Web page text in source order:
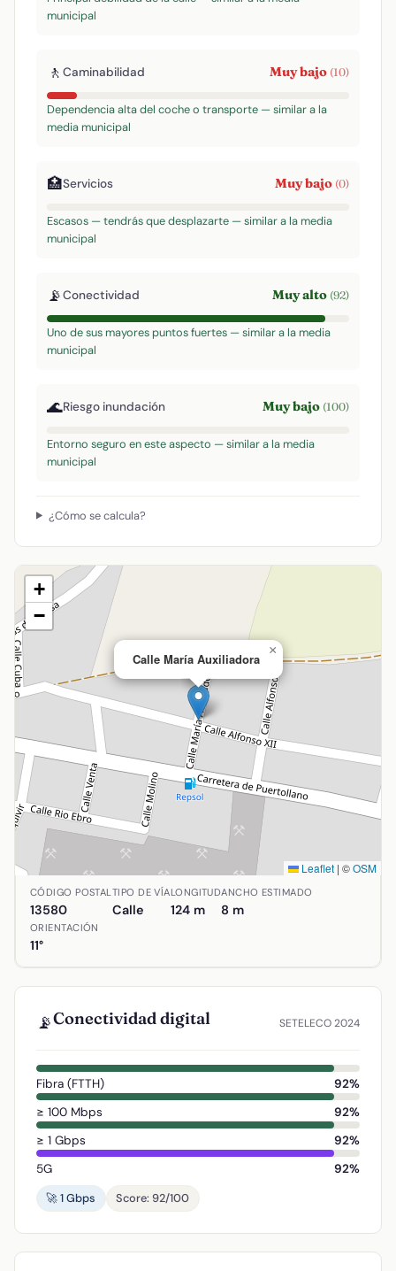
municipal
🚶 Caminabilidad Muy bajo (10)
Dependencia alta del coche o transporte — similar a la
media municipal
🏥Servicios Muy bajo (0)
Escasos — tendrás que desplazarte — similar a la media
municipal
📡Conectividad Muy alto (92)
Uno de sus mayores puntos fuertes — similar a la media
municipal
🌊Riesgo inundación Muy bajo (100)
Entorno seguro en este aspecto — similar a la media
municipal
¿Cómo se calcula?
Calle María Auxiliadora
×
+
−
Leaflet | ©OSM
Ubicación de Calle María Auxiliadora en Almodóvar del
CÓDIGO POSTAL
13580
TIPO DE VÍA
Calle
LONGITUD
124 m
ANCHO ESTIMADO
8 m
ORIENTACIÓN
11°
📡Conectividad digital SETELECO 2024
Fibra (FTTH)
92%
≥ 100 Mbps
92%
≥ 1 Gbps
92%
5G
92%
🚀 1 Gbps
Score: 92/100